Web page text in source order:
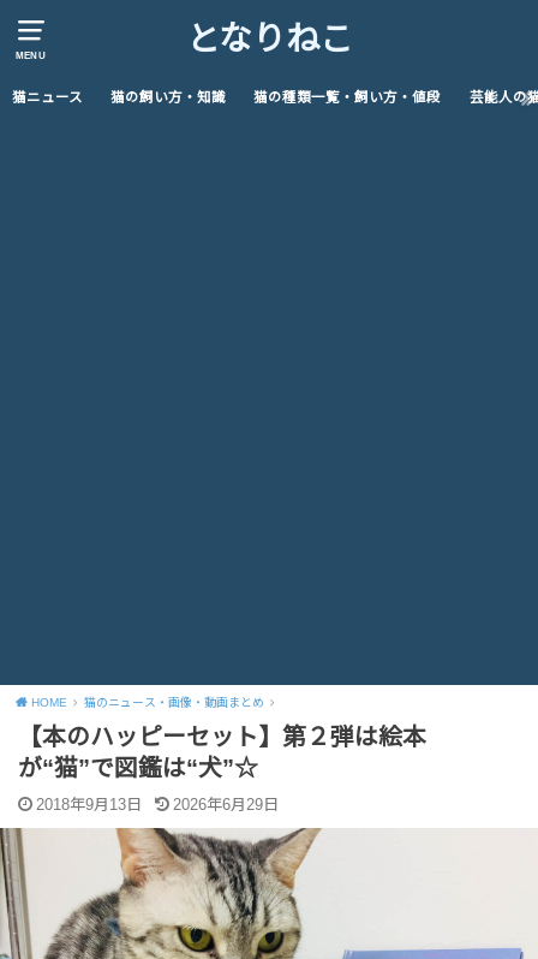
MENU となりねこ
猫ニュース 猫の飼い方・知識 猫の種類一覧・飼い方・値段 芸能人の
HOME 猫のニュース・画像・動画まとめ
【本のハッピーセット】第２弾は絵本
が“猫”で図鑑は“犬”☆
2018年9月13日 2026年6月29日